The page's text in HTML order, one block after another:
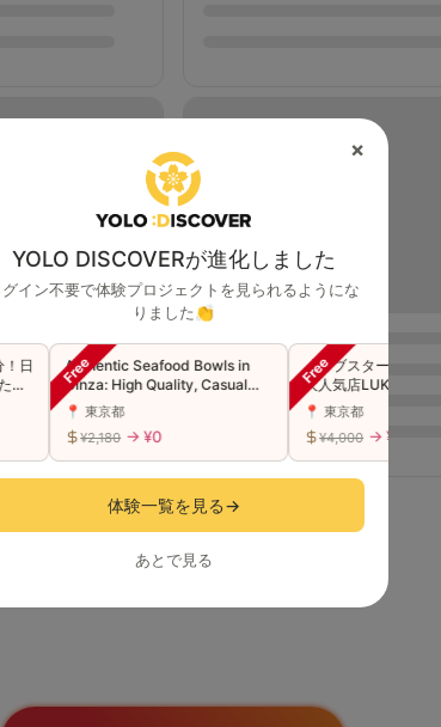
×
YOLO DISCOVERが進化しました
グイン不要で体験プロジェクトを見られるようにな
りました👏
Authentic Seafood Bowls in
Ginza: High Quality, Casual
Price.
📍 東京都
¥2,180 → ¥0
【ロブスター×ブルーベリ
大人気店LUKE'S
場の味を体験しませんか？
📍 東京都
¥4,000 → ¥0
体験一覧を見る→
あとで見る